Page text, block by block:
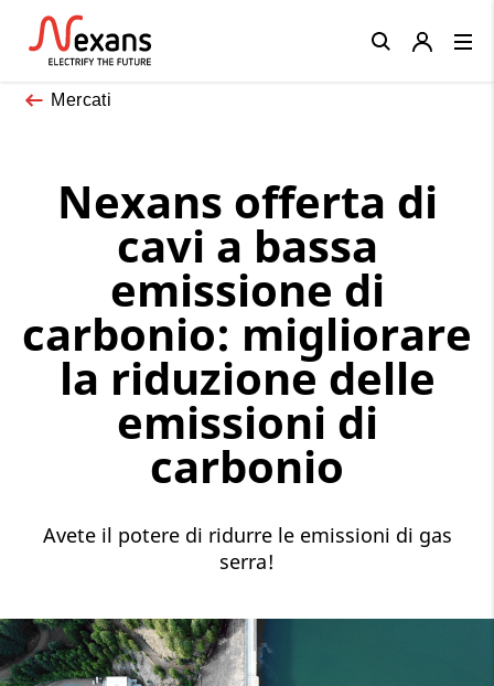
Mercati
Nexans offerta di
cavi a bassa
emissione di
carbonio: migliorare
la riduzione delle
emissioni di
carbonio
Avete il potere di ridurre le emissioni di gas
serra!
Close